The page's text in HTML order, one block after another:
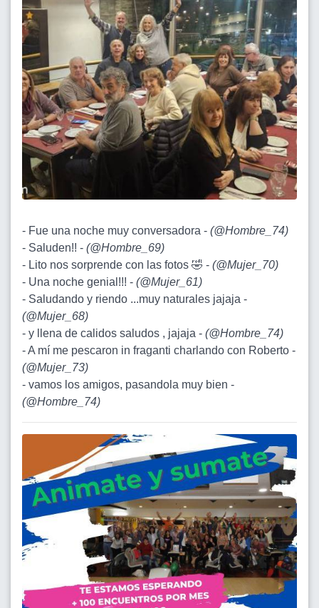
- Fue una noche muy conversadora - (@Hombre_74)
- Saluden!! - (@Hombre_69)
- Lito nos sorprende con las fotos 🤣 - (@Mujer_70)
- Una noche genial!!! - (@Mujer_61)
- Saludando y riendo ...muy naturales jajaja -
(@Mujer_68)
- y llena de calidos saludos , jajaja - (@Hombre_74)
- A mí me pescaron in fraganti charlando con Roberto -
(@Mujer_73)
- vamos los amigos, pasandola muy bien -
(@Hombre_74)